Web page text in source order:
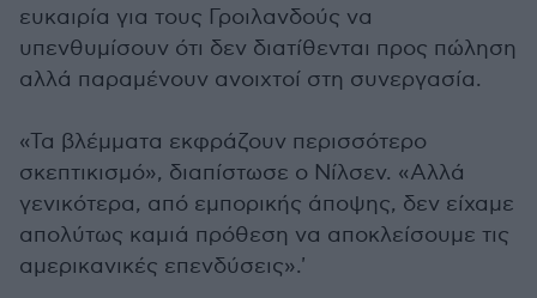
ευκαιρία για τους Γροιλανδούς να
υπενθυμίσουν ότι δεν διατίθενται προς πώληση
αλλά παραμένουν ανοιχτοί στη συνεργασία.
«Τα βλέμματα εκφράζουν περισσότερο
σκεπτικισμό», διαπίστωσε ο Νίλσεν. «Αλλά
γενικότερα, από εμπορικής άποψης, δεν είχαμε
απολύτως καμιά πρόθεση να αποκλείσουμε τις
αμερικανικές επενδύσεις».'